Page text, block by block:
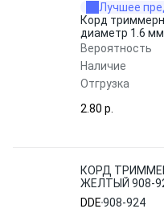
Лучшее
Корд
диаметр 1.6
Вероятность
Наличие
Отгрузка
2.80 p.
КОРД
ЖЕЛТЫЙ 908-
DDE908-924